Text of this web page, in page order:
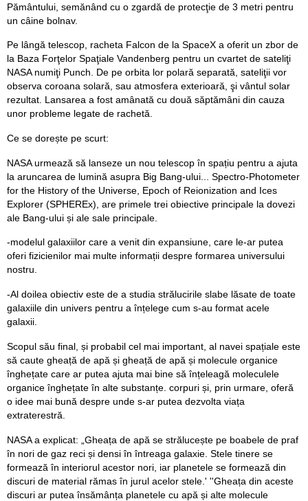
Pământului, semănând cu o zgardă de protecţie de 3 metri pentru
un câine bolnav.
Pe lângă telescop, racheta Falcon de la SpaceX a oferit un zbor de
la Baza Forţelor Spaţiale Vandenberg pentru un cvartet de sateliţi
NASA numiţi Punch. De pe orbita lor polară separată, sateliţii vor
observa coroana solară, sau atmosfera exterioară, şi vântul solar
rezultat. Lansarea a fost amânată cu două săptămâni din cauza
unor probleme legate de rachetă.
Ce se dorește pe scurt:
NASA urmează să lanseze un nou telescop în spațiu pentru a ajuta
la aruncarea de lumină asupra Big Bang-ului... Spectro-Photometer
for the History of the Universe, Epoch of Reionization and Ices
Explorer (SPHEREx), are primele trei obiective principale la dovezi
ale Bang-ului și ale sale principale.
-modelul galaxiilor care a venit din expansiune, care le-ar putea
oferi fizicienilor mai multe informații despre formarea universului
nostru.
-Al doilea obiectiv este de a studia strălucirile slabe lăsate de toate
galaxiile din univers pentru a înțelege cum s-au format acele
galaxii.
Scopul său final, și probabil cel mai important, al navei spațiale este
să caute gheață de apă și gheață de apă și molecule organice
înghețate care ar putea ajuta mai bine să înțeleagă moleculele
organice înghețate în alte substanțe. corpuri și, prin urmare, oferă
o idee mai bună despre unde s-ar putea dezvolta viața
extraterestră.
NASA a explicat: „Gheața de apă se strălucește pe boabele de praf
în nori de gaz reci și densi în întreaga galaxie. Stele tinere se
formează în interiorul acestor nori, iar planetele se formează din
discuri de material rămas în jurul acelor stele.' ''Gheața din aceste
discuri ar putea însămânța planetele cu apă și alte molecule